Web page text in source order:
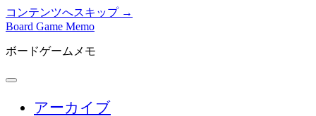
コンテンツへスキップ →
Board Game Memo
ボードゲームメモ
メ
アーカイブ